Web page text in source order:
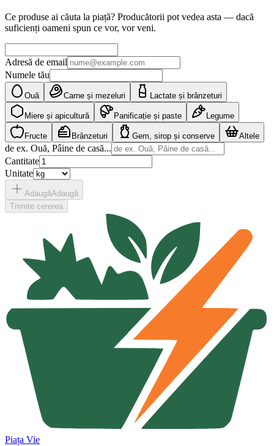
Ce produse ai căuta la piață? Producătorii pot vedea asta — dacă
suficienți oameni spun ce vor, vor veni.
Adresă de email
Numele tău
Ouă Carne și mezeluri Lactate și brânzeturi
Miere și apicultură Panificație și paste Legume
Fructe Brânzeturi Gem, sirop și conserve Altele
de ex. Ouă, Pâine de casă...
Cantitate
Unitate
AdaugăAdaugă
Trimite cererea
Piața Vie